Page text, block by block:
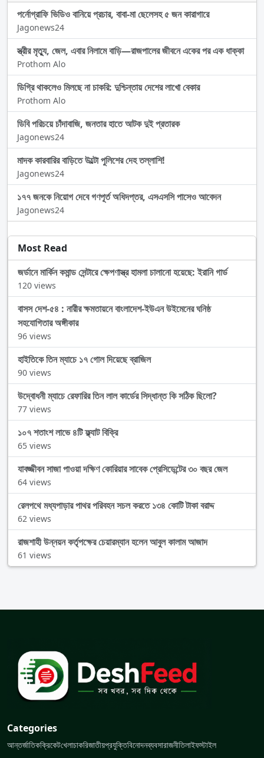
পর্নোগ্রাফি ভিডিও বানিয়ে প্রচার, বাবা-মা ছেলেসহ ৫ জন কারাগারে
Jagonews24
স্ত্রীর মৃত্যু, জেল, এবার নিলামে বাড়ি—রাজপালের জীবনে একের পর এক ধাক্কা
Prothom Alo
ডিগ্রি থাকলেও মিলছে না চাকরি: দুশ্চিন্তায় দেশের লাখো বেকার
Prothom Alo
ডিবি পরিচয়ে চাঁদাবাজি, জনতার হাতে আটক দুই প্রতারক
Jagonews24
মাদক কারবারির বাড়িতে উল্টো পুলিশের দেহ তল্লাশি!
Jagonews24
১৭৭ জনকে নিয়োগ দেবে গণপূর্ত অধিদপ্তর, এসএসসি পাসেও আবেদন
Jagonews24
Most Read
জর্ডানে মার্কিন কমান্ড সেন্টারে ক্ষেপণাস্ত্র হামলা চালানো হয়েছে: ইরানি গার্ড
120 views
বাসস দেশ-৫৪ : নারীর ক্ষমতায়নে বাংলাদেশ-ইউএন উইমেনের ঘনিষ্ঠ
সহযোগিতার অঙ্গীকার
96 views
হাইতিকে তিন ম্যাচে ১৭ গোল দিয়েছে ব্রাজিল
90 views
উদ্বোধনী ম্যাচে রেফারির তিন লাল কার্ডের সিদ্ধান্ত কি সঠিক ছিলো?
77 views
১০৭ শতাংশ লাভে ৪টি ফ্ল্যাট বিক্রি
65 views
যাবজ্জীবন সাজা পাওয়া দক্ষিণ কোরিয়ার সাবেক প্রেসিডেন্টের ৩০ বছর জেল
64 views
রেলপথে মধ্যপাড়ার পাথর পরিবহন সচল করতে ১৩৪ কোটি টাকা বরাদ্দ
62 views
রাজশাহী উন্নয়ন কর্তৃপক্ষের চেয়ারম্যান হলেন আবুল কালাম আজাদ
61 views
Categories
আন্তর্জাতিকক্রিকেটখেলাচাকরিজাতীয়প্রযুক্তিবিনোদনব্যবসারাজনীতিলাইফস্টাইল